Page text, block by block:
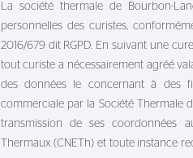
La société thermale de Bourbon-
personnelles des curistes,
2016/679 dit RGPD. En suivant une
tout curiste a nécessairement agréé
des données le concernant à des
commerciale par la Société Thermale
transmission de ses coordonnées
Thermaux (CNETh) et toute instance